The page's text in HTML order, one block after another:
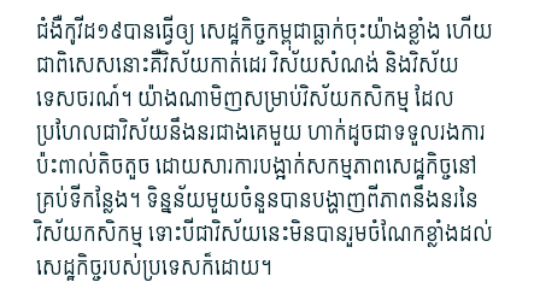
ជំងឺ​កូ​វីដ១៩បាន​ធ្វើឲ្យ សេដ្ឋកិច្ច​កម្ពុជា​ធ្លាក់ចុះ​យ៉ាង​ខ្លាំង ហើយ​
ជាពិសេស​នោះ​គឺ​វិស័យ​កាត់ដេរ វិស័យ​សំណង់ និង​វិស័យ​
ទេសចរណ៍។ យ៉ាងណាមិញ​សម្រាប់​វិស័យ​កសិកម្ម ដែល​
ប្រហែលជា​វិស័យ​នឹងនរ​ជាងគេ​មួយ ហាក់ដូចជា​ទទួលរង​ការ​
ប៉ះពាល់​តិចតួច ដោយសារ​ការ​បង្អាក់​សកម្មភាព​សេដ្ឋកិច្ច​នៅ​
គ្រប់​ទីកន្លែង។ ទិន្នន័យ​មួយចំនួន​បាន​បង្ហាញ​ពី​ភាព​នឹងនរ​នៃ​
វិស័យ​កសិកម្ម ទោះបីជា​វិស័យ​នេះ​មិនបាន​រួមចំណែក​ខ្លាំង​ដល់​
សេដ្ឋកិច្ច​របស់​ប្រទេស​ក៏ដោយ។